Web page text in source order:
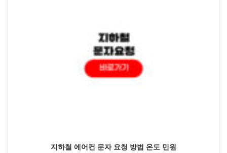
지하철 에어컨 문자 요청 방법 온도 민원